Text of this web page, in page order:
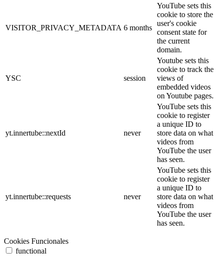
VISITOR_PRIVACY_METADATA 6 months
YouTube sets this
cookie to store the
user's cookie
consent state for
the current
domain.
YSC session
Youtube sets this
cookie to track the
views of
embedded videos
on Youtube pages.
yt.innertube::nextId never
YouTube sets this
cookie to register
a unique ID to
store data on what
videos from
YouTube the user
has seen.
yt.innertube::requests never
YouTube sets this
cookie to register
a unique ID to
store data on what
videos from
YouTube the user
has seen.
Cookies Funcionales
functional